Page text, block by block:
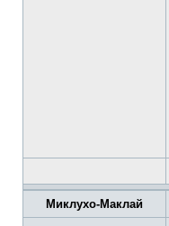
Миклухо-Маклай